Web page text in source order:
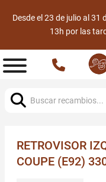
Desde el 23 de julio al 31
13h por las
RETROVISOR
COUPE (E92)